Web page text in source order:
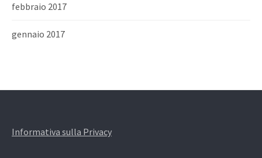
febbraio 2017
gennaio 2017
Informativa sulla Privacy